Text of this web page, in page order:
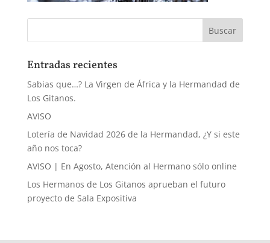
Entradas recientes
Sabias que…? La Virgen de África y la Hermandad de
Los Gitanos.
AVISO
Lotería de Navidad 2026 de la Hermandad, ¿Y si este
año nos toca?
AVISO | En Agosto, Atención al Hermano sólo online
Los Hermanos de Los Gitanos aprueban el futuro
proyecto de Sala Expositiva